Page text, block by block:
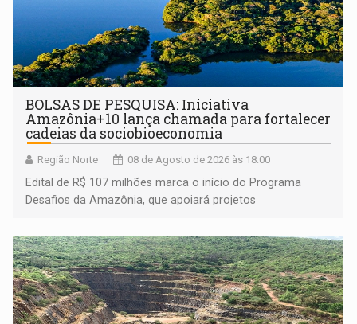
BOLSAS DE PESQUISA: Iniciativa
Amazônia+10 lança chamada para fortalecer
cadeias da sociobioeconomia
Região Norte 08 de Agosto de 2026 às 18:00
Edital de R$ 107 milhões marca o início do Programa
Desafios da Amazônia, que apoiará projetos
submissão de pré-propostas poderá ser feita até 1º de
setembro